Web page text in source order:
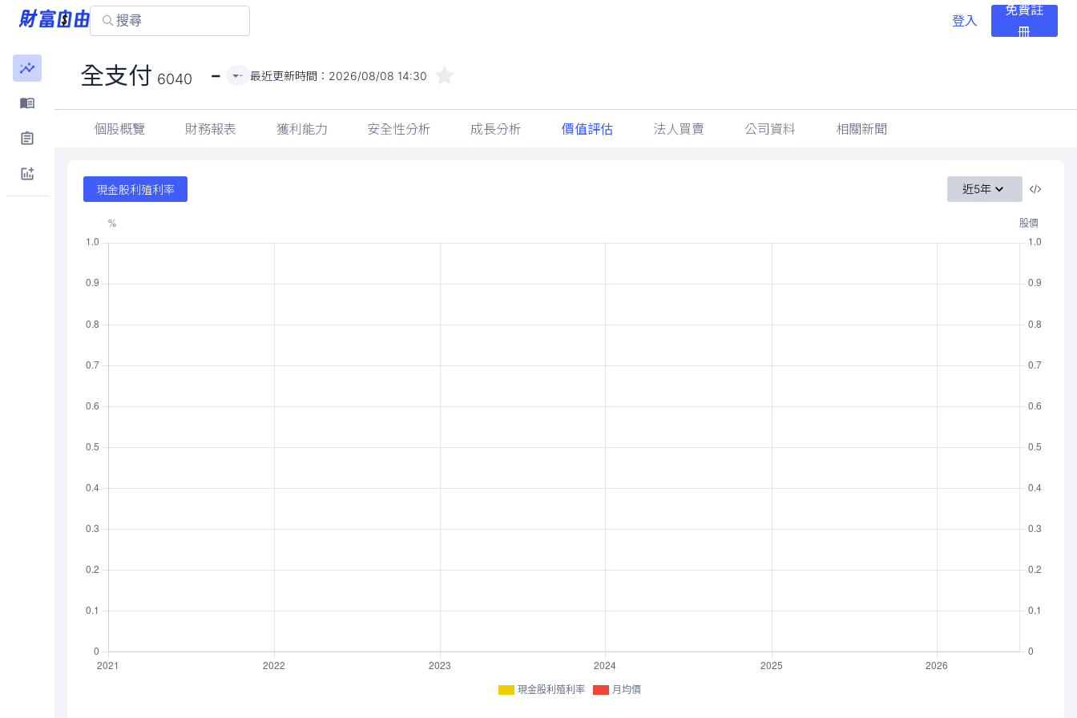
登入
免費註
冊
全支付 6040 - - 最近更新時間： 2026/08/08 14:30
個股概覽 財務報表 獲利能力 安全性分析 成長分析 價值評估 法人買賣 公司資料 相關新聞
現金股利殖利率 近5年
現金股利殖利率 月均價